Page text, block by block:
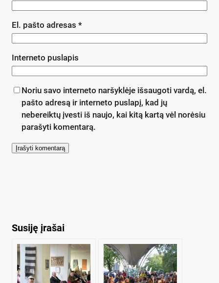
El. pašto adresas *
Interneto puslapis
Noriu savo interneto naršyklėje išsaugoti vardą, el.
pašto adresą ir interneto puslapį, kad jų
nebereiktų įvesti iš naujo, kai kitą kartą vėl norėsiu
parašyti komentarą.
Susiję įrašai